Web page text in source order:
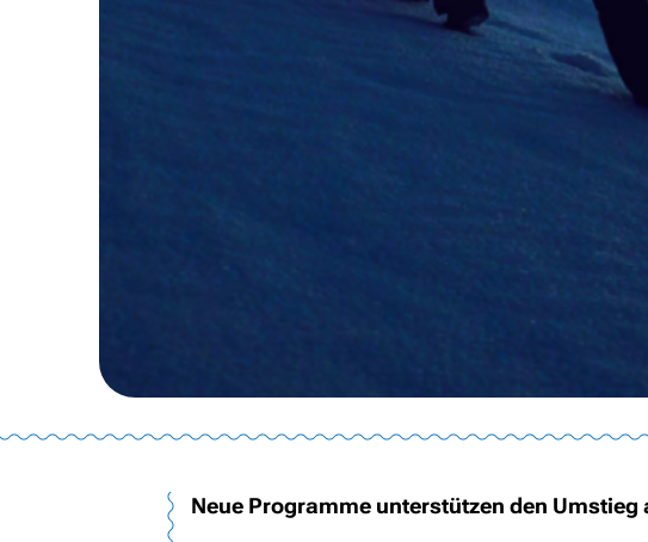
Neue Programme unterstützen den